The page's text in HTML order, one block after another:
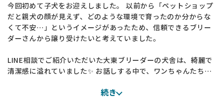
今回初めて子犬をお迎えしました。 以前から「ペットショップ
だと親犬の顔が見えず、どのような環境で育ったのか分からな
くて不安…」というイメージがあったため、信頼できるブリー
ダーさんから譲り受けたいと考えていました。
LINE相談でご紹介いただいた大東ブリーダーの犬舎は、綺麗で
清潔感に溢れていました✨ お話しする中で、ワンちゃんたちに
たし、親犬（お母さん犬）の性格までしっかり把握して説明し
続き